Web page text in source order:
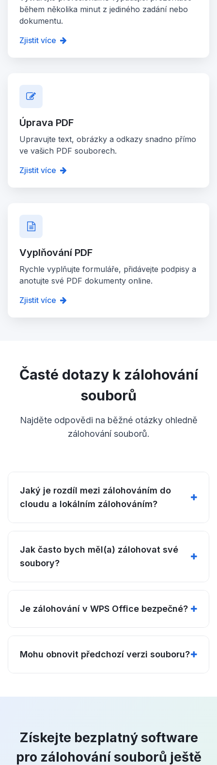
během několika minut z jediného zadání nebo
dokumentu.
Zjistit více
Úprava PDF
Upravujte text, obrázky a odkazy snadno přímo
ve vašich PDF souborech.
Zjistit více
Vyplňování PDF
Rychle vyplňujte formuláře, přidávejte podpisy a
anotujte své PDF dokumenty online.
Zjistit více
Časté dotazy k zálohování
souborů
Najděte odpovědi na běžné otázky ohledně
zálohování souborů.
Jaký je rozdíl mezi zálohováním do
cloudu a lokálním zálohováním?
Jak často bych měl(a) zálohovat své
soubory?
Je zálohování v WPS Office bezpečné?
Mohu obnovit předchozí verzi souboru?
Získejte bezplatný software
pro zálohování souborů ještě